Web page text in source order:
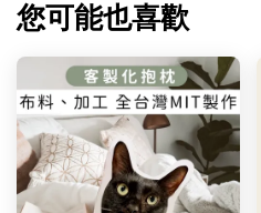
您可能也喜歡